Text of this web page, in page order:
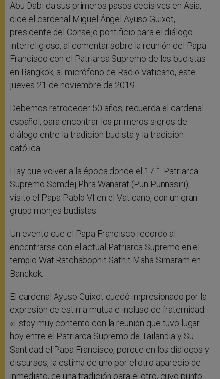
Abu Dabi da sus primeros pasos decisivos en Asia,
dice el cardenal Miguel Ángel Ayuso Guixot,
presidente del Consejo pontificio para el diálogo
interreligioso, al comentar sobre la reunión del Papa
Francisco con el Patriarca Supremo de los budistas
en Bangkok, al micrófono de Radio Vaticano, este
jueves 21 de noviembre de 2019.
Debemos retroceder 50 años, recuerda el cardenal
español, para encontrar los primeros signos de
diálogo entre la tradición budista y la tradición
católica.
Hay que volver a la época donde el 17 º
Patriarca
Supremo Somdej Phra Wanarat (Pun Punnasiri),
visitó el Papa Pablo VI en el Vaticano, con un gran
grupo monjes budistas.
Un evento que el Papa Francisco recordó al
encontrarse con el actual Patriarca Supremo en el
templo Wat Ratchabophit Sathit Maha Simaram en
Bangkok.
El cardenal Ayuso Guixot quedó impresionado por la
expresión de estima mutua e incluso de fraternidad:
«Estoy muy contento con la reunión que tuvo lugar
hoy entre el Patriarca Supremo de Tailandia y Su
Santidad el Papa Francisco, porque en los diálogos y
discursos, la estima de uno por el otro apareció de
inmediato, de una tradición para el otro, cuyo punto